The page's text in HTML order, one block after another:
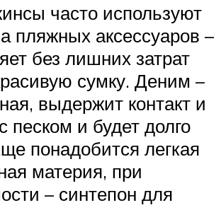
часто используют
пляжных аксессуаров –
без лишних затрат
сумку. Деним –
выдержит контакт и
песком и будет долго
понадобится легкая
материя, при
– синтепон для